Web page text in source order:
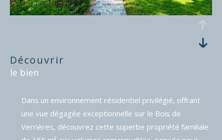
découvrir
le bien
Dans un environnement résidentiel privilégié, offrant
une vue dégagée exceptionnelle sur le Bois de
Verrières, découvrez cette superbe propriété familiale